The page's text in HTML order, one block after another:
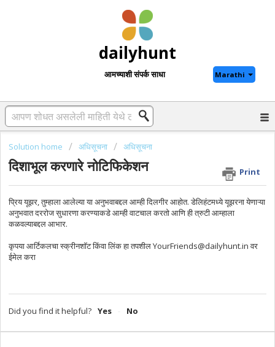
dailyhunt
आमच्याशी संपर्क साधा Marathi
Solution home अधिसूचना अधिसूचना
दिशाभूल करणारे नोटिफिकेशन Print
प्रिय यूझर, तुम्हाला आलेल्या या अनुभवाबद्दल आम्ही दिलगीर आहोत. डेलिहंटमध्ये यूझरना येणाऱ्या
अनुभवात दररोज सुधारणा करण्याकडे आम्ही वाटचाल करतो आणि ही त्रुटी आम्हाला
कळवल्याबद्दल आभार.
कृपया आर्टिकलचा स्क्रीनशॉट किंवा लिंक हा तपशील YourFriends@dailyhunt.in वर
ईमेल करा
Did you find it helpful? Yes No